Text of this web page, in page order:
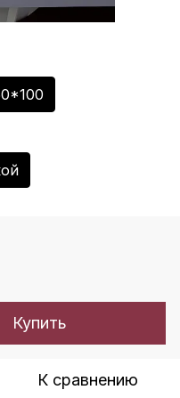
Купить
К сравнению